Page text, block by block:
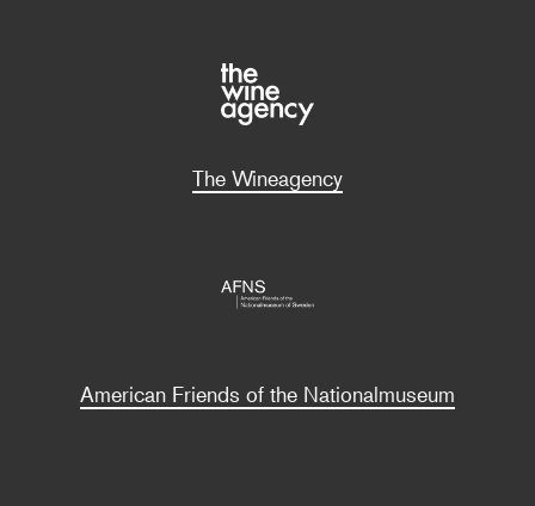
The Wineagency
American Friends of the Nationalmuseum